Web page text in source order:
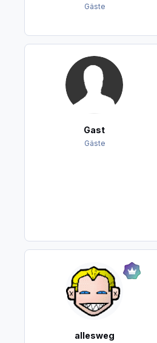
Gäste
Gast
Gäste
allesweg